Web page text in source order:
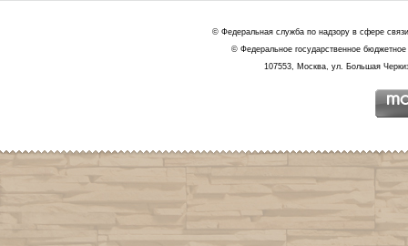
© Федеральная служба по надзору в сфере
© Федеральное государственное
107553, Москва, ул. Большая